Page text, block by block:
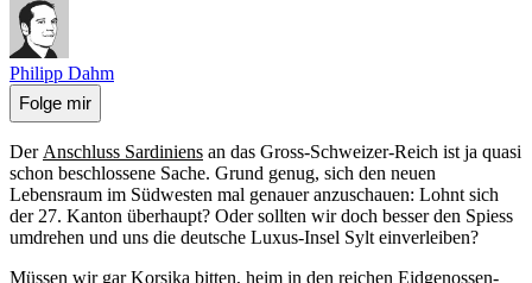
Philipp Dahm
Folge mir
Der Anschluss Sardiniens an das Gross-Schweizer-Reich ist ja quasi
schon beschlossene Sache. Grund genug, sich den neuen
Lebensraum im Südwesten mal genauer anzuschauen: Lohnt sich
der 27. Kanton überhaupt? Oder sollten wir doch besser den Spiess
umdrehen und uns die deutsche Luxus-Insel Sylt einverleiben?
Müssen wir gar Korsika bitten, heim in den reichen Eidgenossen-